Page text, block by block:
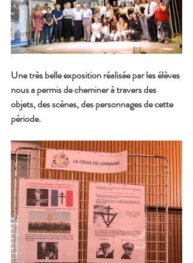
Une très belle exposition réalisée par les élèves
nous a permis de cheminer à travers des
objets, des scènes, des personnages de cette
période.